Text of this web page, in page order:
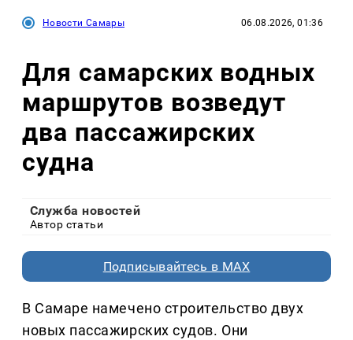
Новости Самары 06.08.2026, 01:36
Для самарских водных
маршрутов возведут
два пассажирских
судна
Служба новостей
Автор статьи
Подписывайтесь в MAX
В Самаре намечено строительство двух
новых пассажирских судов. Они